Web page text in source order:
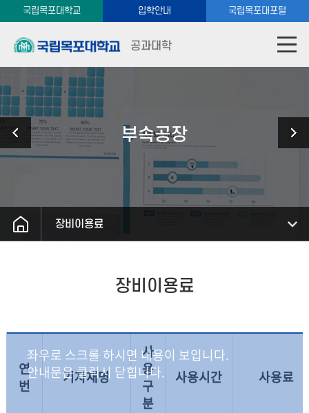
국립목포대학교 입학안내 국립목포대포털
공과대학
부속공장
장비이용료
장비이용료
연
번
기자재명
사
용
구
분
사용시간 사용료